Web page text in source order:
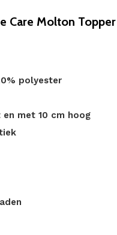
Care Molton Topper
polyester
met 10 cm hoog